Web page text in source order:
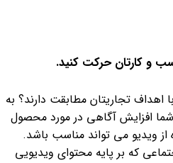
و کارتان حرکت کنید.
اهداف تجاریتان مطابقت دارند؟ به
شما افزایش آگاهی در مورد محصول
ویدیو می تواند مناسب باشد.
که بر پایه محتوای ویدیویی